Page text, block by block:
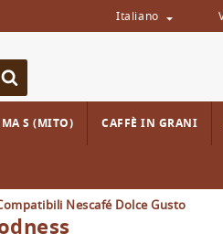
Italiano 
S (MITO) CAFFÈ IN GRANI
Nescafé Dolce Gusto